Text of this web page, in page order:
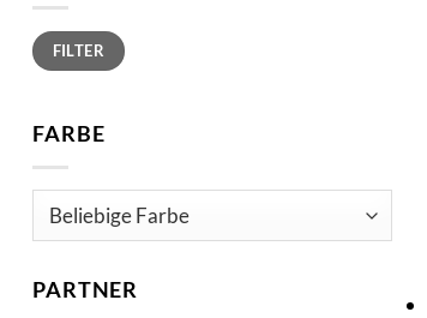
Min.
Preis
Max.
PreisFILTER
FARBE
PARTNER